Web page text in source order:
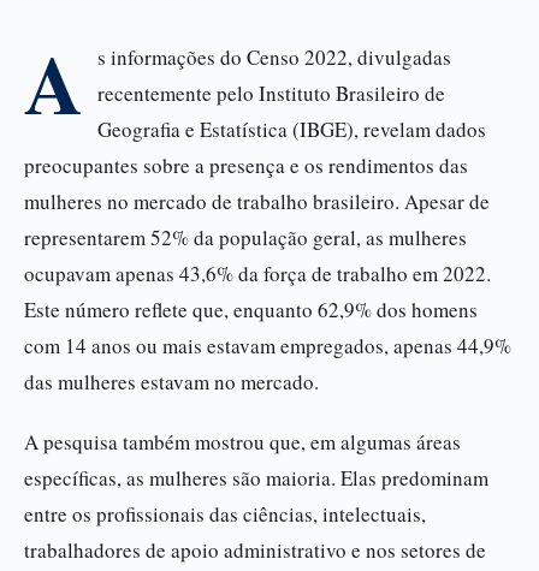
A
s informações do Censo 2022, divulgadas
recentemente pelo Instituto Brasileiro de
Geografia e Estatística (IBGE), revelam dados
preocupantes sobre a presença e os rendimentos das
mulheres no mercado de trabalho brasileiro. Apesar de
representarem 52% da população geral, as mulheres
ocupavam apenas 43,6% da força de trabalho em 2022.
Este número reflete que, enquanto 62,9% dos homens
com 14 anos ou mais estavam empregados, apenas 44,9%
das mulheres estavam no mercado.
A pesquisa também mostrou que, em algumas áreas
específicas, as mulheres são maioria. Elas predominam
entre os profissionais das ciências, intelectuais,
trabalhadores de apoio administrativo e nos setores de